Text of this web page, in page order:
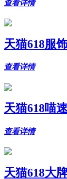
查看详情
天猫618服
查看详情
天猫618喵
查看详情
天猫618大